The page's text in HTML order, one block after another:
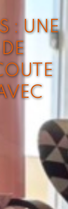
: UNE